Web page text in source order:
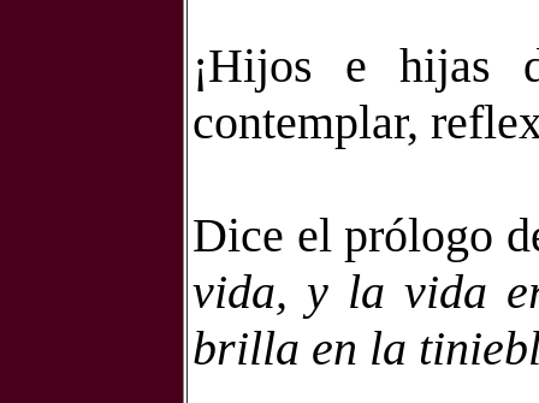
¡Hijos e hijas
contemplar,
Dice el prólogo
vida, y la vida
brilla en la